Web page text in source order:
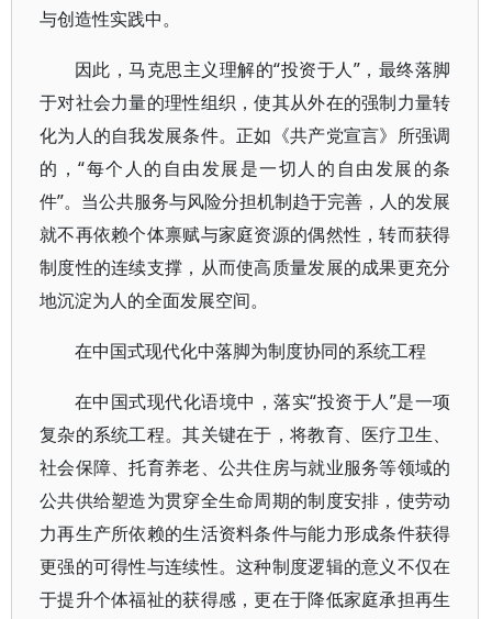
与创造性实践中。
因此，马克思主义理解的“投资于人”，最终落脚
于对社会力量的理性组织，使其从外在的强制力量转
化为人的自我发展条件。正如《共产党宣言》所强调
的，“每个人的自由发展是一切人的自由发展的条
件”。当公共服务与风险分担机制趋于完善，人的发展
就不再依赖个体禀赋与家庭资源的偶然性，转而获得
制度性的连续支撑，从而使高质量发展的成果更充分
地沉淀为人的全面发展空间。
在中国式现代化中落脚为制度协同的系统工程
在中国式现代化语境中，落实“投资于人”是一项
复杂的系统工程。其关键在于，将教育、医疗卫生、
社会保障、托育养老、公共住房与就业服务等领域的
公共供给塑造为贯穿全生命周期的制度安排，使劳动
力再生产所依赖的生活资料条件与能力形成条件获得
更强的可得性与连续性。这种制度逻辑的意义不仅在
于提升个体福祉的获得感，更在于降低家庭承担再生